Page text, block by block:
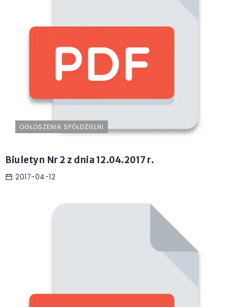
OGŁOSZENIA SPÓŁDZIELNI
Biuletyn Nr 2 z dnia 12.04.2017 r.
2017-04-12